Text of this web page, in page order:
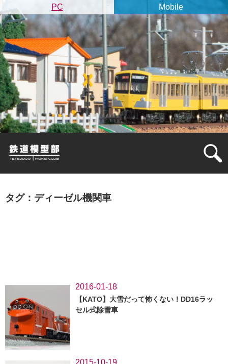
PC Mobile
タグ：ディーゼル機関車
2016-01-18
【KATO】大雪だって怖くない！DD16ラッ
セル式除雪車
2015-10-19